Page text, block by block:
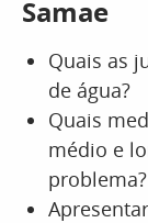
Samae
Quais as
de água?
Quais
médio e
problema?